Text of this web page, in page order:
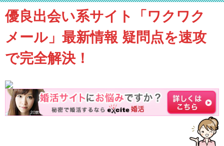
優良出会い系サイト「ワクワク
メール」最新情報 疑問点を速攻
で完全解決！